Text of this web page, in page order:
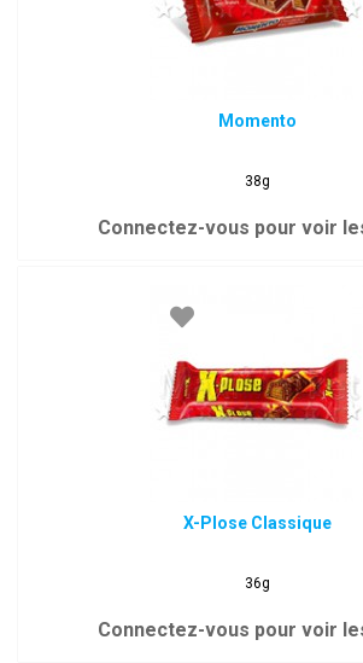
Momento
38g
Connectez-vous pour voir
X-Plose Classique
36g
Connectez-vous pour voir